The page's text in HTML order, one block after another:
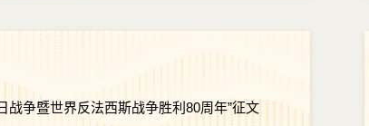
战争暨世界反法西斯战争胜利80周年”征文